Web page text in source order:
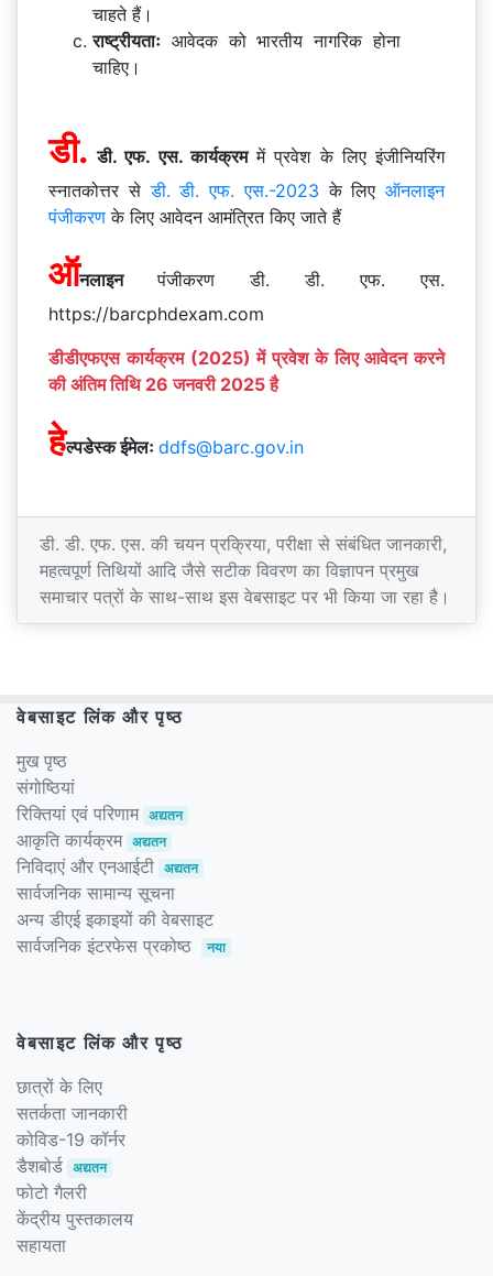
चाहते हैं।
राष्ट्रीयताः आवेदक को भारतीय नागरिक होना
चाहिए।
डी. डी. एफ. एस. कार्यक्रममें प्रवेश के लिए इंजीनियरिंग
स्नातकोत्तर सेडी. डी. एफ. एस.-2023 के लिए ऑनलाइन
पंजीकरण के लिए आवेदन आमंत्रित किए जाते हैं
ऑनलाइनपंजीकरण डी. डी. एफ. एस.
https://barcphdexam.com
डीडीएफएस कार्यक्रम (2025) में प्रवेश के लिए आवेदन करने
की अंतिम तिथि 26 जनवरी 2025 है
हेल्पडेस्क ईमेलः ddfs@barc.gov.in
डी. डी. एफ. एस. की चयन प्रक्रिया, परीक्षा से संबंधित जानकारी,
महत्वपूर्ण तिथियों आदि जैसे सटीक विवरण का विज्ञापन प्रमुख
समाचार पत्रों के साथ-साथ इस वेबसाइट पर भी किया जा रहा है।
वेबसाइट लिंक और पृष्ठ
मुख पृष्ठ
संगोष्ठियां
रिक्तियां एवं परिणाम अद्यतन
आकृति कार्यक्रम अद्यतन
निविदाएं और एनआईटी अद्यतन
सार्वजनिक सामान्य सूचना
अन्य डीएई इकाइयों की वेबसाइट
सार्वजनिक इंटरफेस प्रकोष्ठ
नया
वेबसाइट लिंक और पृष्ठ
छात्रों के लिए
सतर्कता जानकारी
कोविड-19 कॉर्नर
डैशबोर्ड अद्यतन
फोटो गैलरी
केंद्रीय पुस्तकालय
सहायता